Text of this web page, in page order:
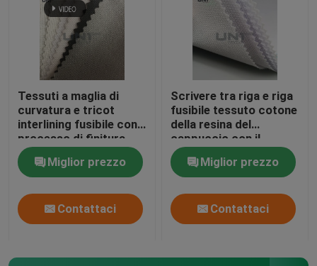
Tessuto scrivente tra riga e riga del legame
Tessuto della protezione del ricamo
Non tessuto
tessuto spunbond non tessute pp
tessuto del nonwoven dello spunlace
Accessori degli indumenti
Tessuti a maglia di
curvatura e tricot
interlining fusibile con
processo di finitura
bagnata W1110
Miglior prezzo
Contattaci
Scrivere tra riga e riga
fusibile tessuto cotone
della resina del
cappuccio con il
rivestimento del LDPE
della SEDE
POTENZIALE DI
ESPLOSIONE
Miglior prezzo
Contattaci